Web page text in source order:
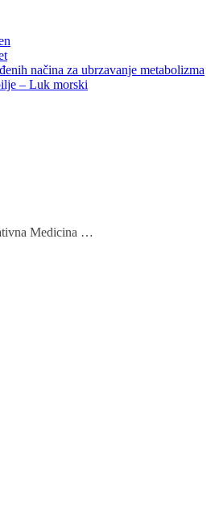
načina za ubrzavanje metabolizma
– Luk morski
Medicina …